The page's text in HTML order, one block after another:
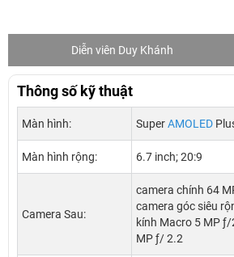
Diễn viên Duy Khánh
Thông số kỹ thuật
Màn hình: SuperAMOLED
Màn hình rộng: 6.7 inch; 20:9
Camera Sau:
camera chính 64
camera góc siêu
kính Macro 5 MP
MP ƒ/ 2.2